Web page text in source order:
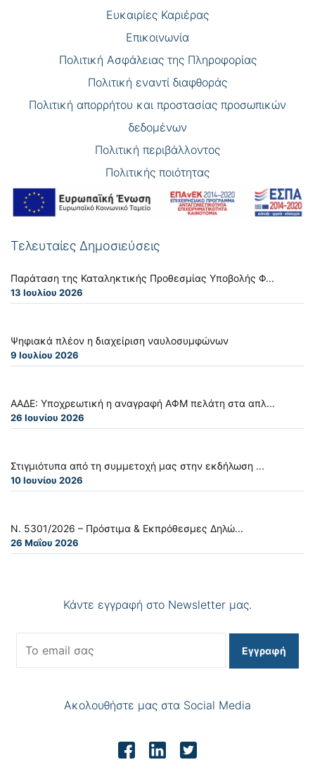
Eυκαιρίες Καριέρας
Επικοινωνία
Πολιτική Ασφάλειας της Πληροφορίας
Πολιτική εναντί διαφθοράς
Πολιτική απορρήτου και προστασίας προσωπικών
δεδομένων
Πολιτική περιβάλλοντος
Πολιτικής ποιότητας
Τελευταίες Δημοσιεύσεις
Παράταση της Καταληκτικής Προθεσμίας Υποβολής Φ...
13 Ιουλίου 2026
Ψηφιακά πλέον η διαχείριση ναυλοσυμφώνων
9 Ιουλίου 2026
ΑΑΔΕ: Υποχρεωτική η αναγραφή ΑΦΜ πελάτη στα απλ...
26 Ιουνίου 2026
Στιγμιότυπα από τη συμμετοχή μας στην εκδήλωση ...
10 Ιουνίου 2026
Ν. 5301/2026 – Πρόστιμα & Εκπρόθεσμες Δηλώ...
26 Μαΐου 2026
Κάντε εγγραφή στο Newsletter μας.
Εγγραφή
Ακολουθήστε μας στα Social Media